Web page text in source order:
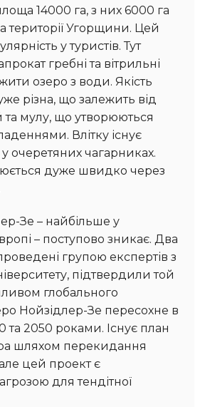
14000 га, з них 6000 га
території Угорщини. Цей
у туристів. Тут
гребні та вітрильні
озеро з води. Якість
різна, що залежить від
та мулу, що утворюються
Влітку існує
очеретяних чагарниках.
дуже швидко через
– поступово зникає. Два
групою експертів з
підтвердили той
глобального
Нойзідлер-Зе пересохне в
та 2050 роками. Існує план
шляхом перекидання
цей проект є
для тендітної